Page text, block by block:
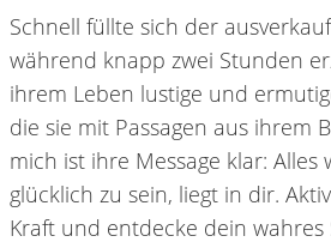
Schnell füllte sich der
während knapp zwei Stunden
ihrem Leben lustige und
die sie mit Passagen aus ihrem
mich ist ihre Message klar:
glücklich zu sein, liegt in dir.
Kraft und entdecke dein wahres